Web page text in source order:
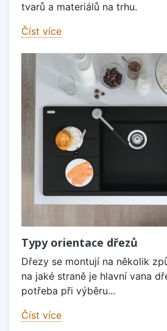
tvarů a materiálů na trhu.
Číst více
Typy orientace dřezů
Dřezy se montují na několik
na jaké straně je hlavní vana
potřeba při výběru...
Číst více